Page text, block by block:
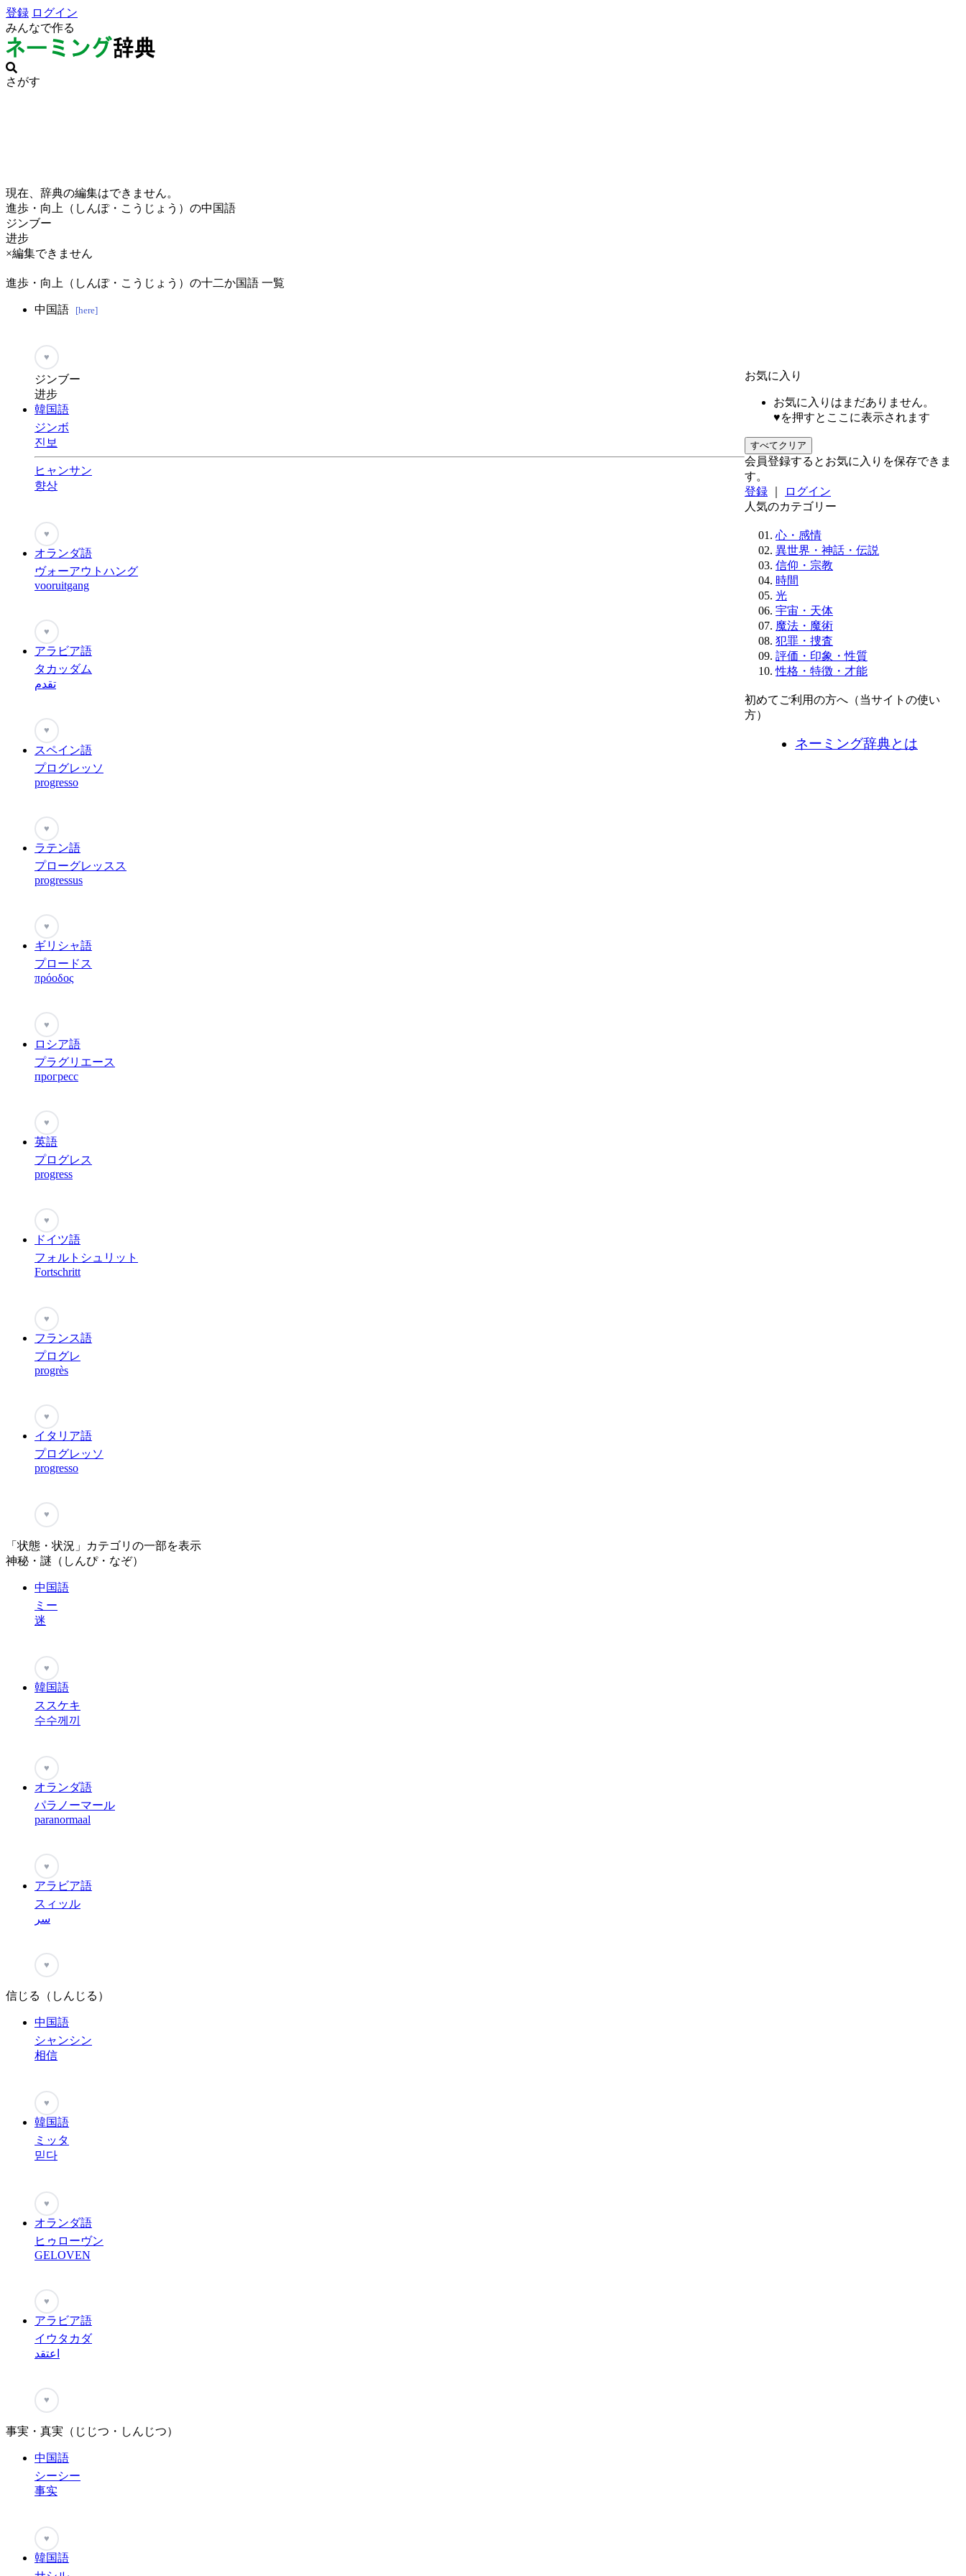
登録 ログイン
みんなで作る
さがす
現在、辞典の編集はできません。
進歩・向上（しんぽ・こうじょう）の中国語
ジンブー
进步
×編集できません
進歩・向上（しんぽ・こうじょう）の十二か国語 一覧
中国語 [here]
♥
ジンブー
进步
韓国語
ジンボ
진보
ヒャンサン
향상
♥
オランダ語
ヴォーアウトハング
vooruitgang
♥
アラビア語
タカッダム
تقدم
♥
スペイン語
プログレッソ
progresso
♥
ラテン語
プローグレッスス
progressus
♥
ギリシャ語
プロードス
πρόοδος
♥
ロシア語
プラグリエース
прогресс
♥
英語
プログレス
progress
♥
ドイツ語
フォルトシュリット
Fortschritt
♥
フランス語
プログレ
progrès
♥
イタリア語
プログレッソ
progresso
♥
「状態・状況」カテゴリの一部を表示
神秘・謎（しんぴ・なぞ）
中国語
ミー
迷
♥
韓国語
ススケキ
수수께끼
♥
オランダ語
パラノーマール
paranormaal
♥
アラビア語
スィッル
سر
♥
信じる（しんじる）
中国語
シャンシン
相信
♥
韓国語
ミッタ
믿다
♥
オランダ語
ヒゥローヴン
GELOVEN
♥
アラビア語
イウタカダ
اعتقد
♥
事実・真実（じじつ・しんじつ）
中国語
シーシー
事实
♥
韓国語
お気に入り
お気に入りはまだありません。
♥を押すとここに表示されます
すべてクリア
会員登録するとお気に入りを保存できま
す。
登録
ログイン
人気のカテゴリー
心・感情
異世界・神話・伝説
信仰・宗教
時間
光
宇宙・天体
魔法・魔術
犯罪・捜査
評価・印象・性質
性格・特徴・才能
初めてご利用の方へ（当サイトの使い
方）
ネーミング辞典とは